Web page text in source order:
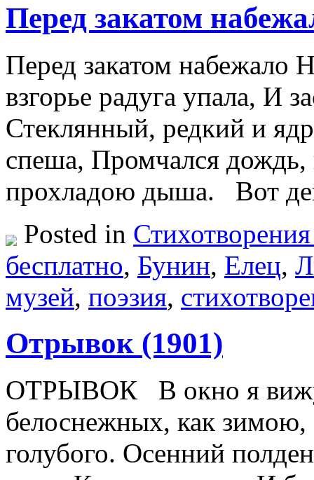
Перед закатом
Перед закатом набежало
взгорье радуга упала, И
Стеклянный, редкий и
спеша, Промчался дождь,
прохладою дыша. Вот
Posted in
бесплатно, Бунин, Елец,
музей, поэзия,
Отрывок (1901)
ОТРЫВОК В окно я вижу
белоснежных, как зимою,
голубого. Осенний